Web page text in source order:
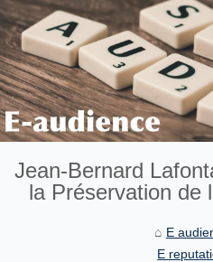
Jean-Bernard
la Préservation de
E
E